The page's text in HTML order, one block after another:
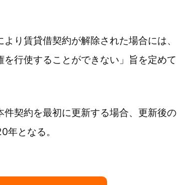
り賃貸借契約が解除された場合には、
行使することができない」旨を定めて
件契約を最初に更新する場合、更新後の
年となる。